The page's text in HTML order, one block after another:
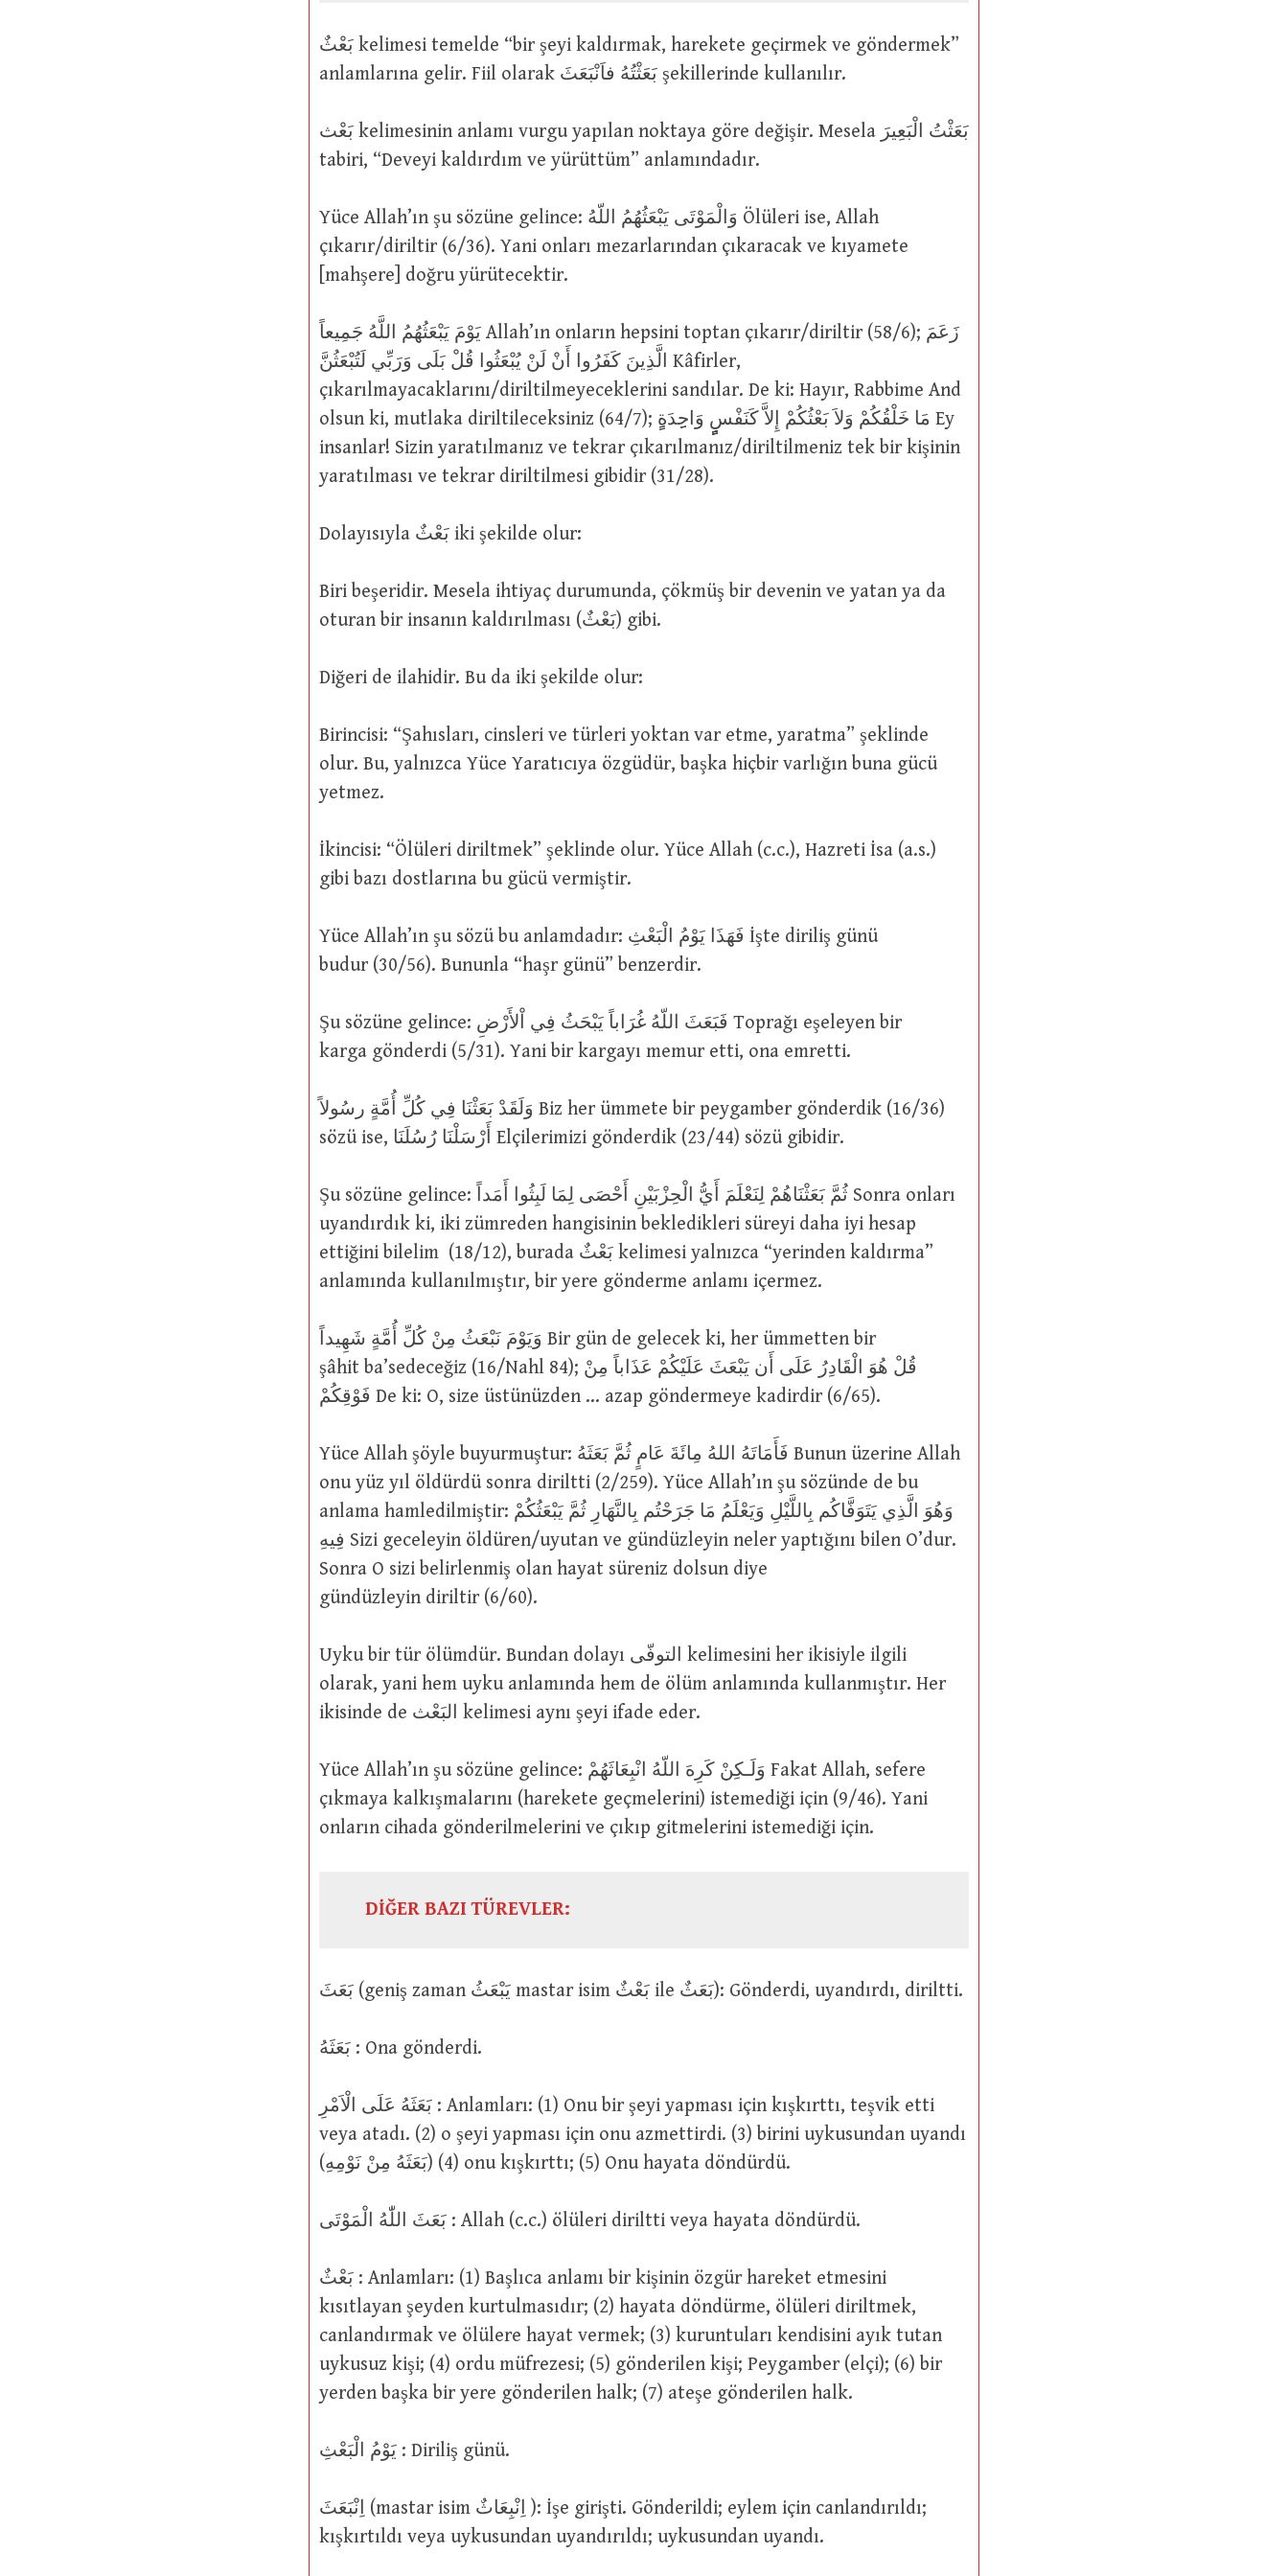
بَعْثٌ kelimesi temelde “bir şeyi kaldırmak, harekete geçirmek ve göndermek”
anlamlarına gelir. Fiil olarak بَعَثْتُهُ فاَنْبَعَثَ şekillerinde kullanılır.
بَعْث kelimesinin anlamı vurgu yapılan noktaya göre değişir. Mesela بَعَثْتُ الْبَعِيرَ
tabiri, “Deveyi kaldırdım ve yürüttüm” anlamındadır.
Yüce Allah’ın şu sözüne gelince: وَالْمَوْتَى يَبْعَثُهُمُ اللّهُ Ölüleri ise, Allah
çıkarır/diriltir (6/36). Yani onları mezarlarından çıkaracak ve kıyamete
[mahşere] doğru yürütecektir.
يَوْمَ يَبْعَثُهُمُ اللَّهُ جَمِيعاً Allah’ın onların hepsini toptan çıkarır/diriltir (58/6); زَعَمَ
الَّذِينَ كَفَرُوا أَنْ لَنْ يُبْعَثُوا قُلْ بَلَى وَرَبِّي لَتُبْعَثُنَّ Kâfirler,
çıkarılmayacaklarını/diriltilmeyeceklerini sandılar. De ki: Hayır, Rabbime And
olsun ki, mutlaka diriltileceksiniz (64/7); مَا خَلْقُكُمْ وَلاَ بَعْثُكُمْ إِلاَّ كَنَفْسٍٍٍٍِ وَاحِِِدَةٍٍ Ey
insanlar! Sizin yaratılmanız ve tekrar çıkarılmanız/diriltilmeniz tek bir kişinin
yaratılması ve tekrar diriltilmesi gibidir (31/28).
Dolayısıyla بَعْثٌ iki şekilde olur:
Biri beşeridir. Mesela ihtiyaç durumunda, çökmüş bir devenin ve yatan ya da
oturan bir insanın kaldırılması (بَعْثٌ) gibi.
Diğeri de ilahidir. Bu da iki şekilde olur:
Birincisi: “Şahısları, cinsleri ve türleri yoktan var etme, yaratma” şeklinde
olur. Bu, yalnızca Yüce Yaratıcıya özgüdür, başka hiçbir varlığın buna gücü
yetmez.
İkincisi: “Ölüleri diriltmek” şeklinde olur. Yüce Allah (c.c.), Hazreti İsa (a.s.)
gibi bazı dostlarına bu gücü vermiştir.
Yüce Allah’ın şu sözü bu anlamdadır: فَهَذَا يَوْمُ الْبَعْثِ İşte diriliş günü
budur (30/56). Bununla “haşr günü” benzerdir.
Şu sözüne gelince: فَبَعَثَ اللّهُ غُرَاباً يَبْحَثُ فِي اْلأَرْضِ Toprağı eşeleyen bir
karga gönderdi (5/31). Yani bir kargayı memur etti, ona emretti.
وَلَقَدْ بَعَثْنَا فِي كُلِّ أُمَّةٍ رسُولاً Biz her ümmete bir peygamber gönderdik (16/36)
sözü ise, أَرْسَلْنَا رُسُلَنَا Elçilerimizi gönderdik (23/44) sözü gibidir.
Şu sözüne gelince: ثُمَّ بَعَثْنَاهُمْ لِنَعْلَمَ أَيُّ الْحِزْبَيْنِ أَحْصَى لِمَا لَبِثُوا أَمَداً Sonra onları
uyandırdık ki, iki zümreden hangisinin bekledikleri süreyi daha iyi hesap
ettiğini bilelim (18/12), burada بَعْثٌ kelimesi yalnızca “yerinden kaldırma”
anlamında kullanılmıştır, bir yere gönderme anlamı içermez.
وَيَوْمَ نَبْعَثُ مِنْ كُلِّ أُمَّةٍ شَهِيداً Bir gün de gelecek ki, her ümmetten bir
şâhit ba’sedeceğiz (16/Nahl 84); قُلْ هُوَ الْقَادِرُ عَلَى أَن يَبْعَثَ عَلَيْكُمْ عَذَاباً مِنْ
فَوْقِكُمْ De ki: O, size üstünüzden … azap göndermeye kadirdir (6/65).
Yüce Allah şöyle buyurmuştur: فَأَمَاتَهُ اللهُ مِائَةَ عَامٍ ثُمَّ بَعَثَهُ Bunun üzerine Allah
onu yüz yıl öldürdü sonra diriltti (2/259). Yüce Allah’ın şu sözünde de bu
anlama hamledilmiştir: وَهُوَ الَّذِي يَتَوَفَّاكُم بِاللَّيْلِ وَيَعْلَمُ مَا جَرَحْتُم بِالنَّهَارِ ثُمَّ يَبْعَثُكُمْ
فِيهِ Sizi geceleyin öldüren/uyutan ve gündüzleyin neler yaptığını bilen O’dur.
Sonra O sizi belirlenmiş olan hayat süreniz dolsun diye
gündüzleyin diriltir (6/60).
Uyku bir tür ölümdür. Bundan dolayı التوفّى kelimesini her ikisiyle ilgili
olarak, yani hem uyku anlamında hem de ölüm anlamında kullanmıştır. Her
ikisinde de البَعْث kelimesi aynı şeyi ifade eder.
Yüce Allah’ın şu sözüne gelince: وَلَـكِنْ كَرِهَ اللّهُ انْبِعَاثَهُمْ Fakat Allah, sefere
çıkmaya kalkışmalarını (harekete geçmelerini) istemediği için (9/46). Yani
onların cihada gönderilmelerini ve çıkıp gitmelerini istemediği için.
DİĞER BAZI TÜREVLER:
بَعَثَ (geniş zaman يَبْعَثُ mastar isim بَعْثٌ ile بَعَثٌ): Gönderdi, uyandırdı, diriltti.
بَعَثَهُ : Ona gönderdi.
بَعَثَهُ عَلَى الْاَمْرِ : Anlamları: (1) Onu bir şeyi yapması için kışkırttı, teşvik etti
veya atadı. (2) o şeyi yapması için onu azmettirdi. (3) birini uykusundan uyandı
(بَعَثَهُ مِنْ نَوْمِهِ) (4) onu kışkırttı; (5) Onu hayata döndürdü.
بَعَثَ اللّٰهُ الْمَوْتَى : Allah (c.c.) ölüleri diriltti veya hayata döndürdü.
بَعْثٌ : Anlamları: (1) Başlıca anlamı bir kişinin özgür hareket etmesini
kısıtlayan şeyden kurtulmasıdır; (2) hayata döndürme, ölüleri diriltmek,
canlandırmak ve ölülere hayat vermek; (3) kuruntuları kendisini ayık tutan
uykusuz kişi; (4) ordu müfrezesi; (5) gönderilen kişi; Peygamber (elçi); (6) bir
yerden başka bir yere gönderilen halk; (7) ateşe gönderilen halk.
يَوْمُ الْبَعْثِ : Diriliş günü.
اِنْبَعَثَ (mastar isim اِنْبِعَاثٌ ): İşe girişti. Gönderildi; eylem için canlandırıldı;
kışkırtıldı veya uykusundan uyandırıldı; uykusundan uyandı.